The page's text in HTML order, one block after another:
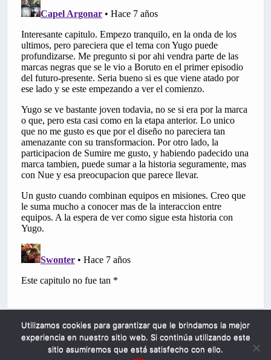
Utilizamos cookies para garantizar que le brindamos la mejor
experiencia en nuestro sitio web. Si continúa utilizando este
sitio asumiremos que está satisfecho con ello.